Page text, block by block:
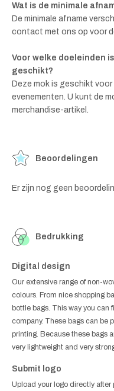
Wat is de minimale
De minimale afname
contact met ons op voor
Voor welke doeleinden
geschikt?
Deze mok is geschikt
evenementen. U kunt de
merchandise-artikel.
Beoordelingen
Er zijn nog geen
Bedrukking
Digital design
Our extensive range of non-
colours. From nice shopping
bottle bags. This way you can
company. These bags can be
printing. Because these bags
very lightweight and very
Submit logo
Upload your logo directly after